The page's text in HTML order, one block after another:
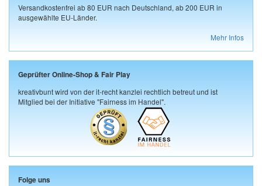
Versandkostenfrei ab 80 EUR nach Deutschland, ab 200 EUR in
ausgewählte EU-Länder.
Mehr Infos
Geprüfter Online-Shop & Fair Play
kreativbunt wird von der it-recht kanzlei rechtlich betreut und ist
Mitglied bei der Initiative "Fairness im Handel".
Folge uns